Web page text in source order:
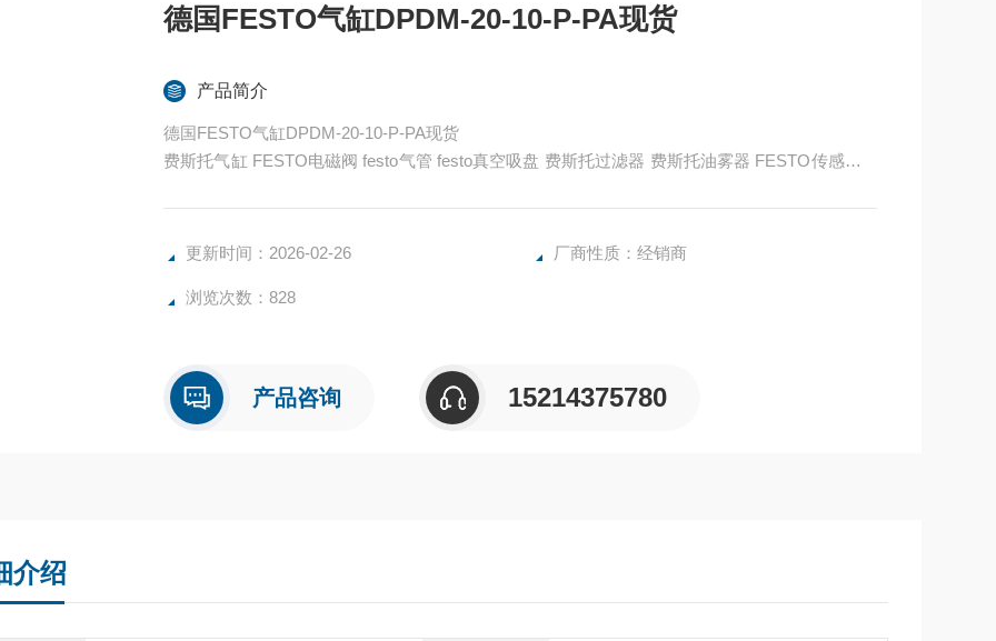
德国FESTO气缸DPDM-20-10-P-PA现货
产品简介
德国FESTO气缸DPDM-20-10-P-PA现货
费斯托气缸 FESTO电磁阀 festo气管 festo真空吸盘 费斯托过滤器 费斯托油雾器 FESTO传感器 F
更新时间：2026-02-26
厂商性质：经销商
浏览次数：828
产品咨询 15214375780
介绍